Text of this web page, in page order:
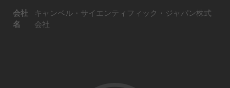
会社
名
キャンベル・サイエンティフィック・ジャパン株式
会社